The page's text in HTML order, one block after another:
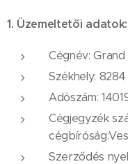
1. Üzemeltetői adatok:
Cégnév:
Székhely:
Adószám:
Cégjegyzék
Szerződés